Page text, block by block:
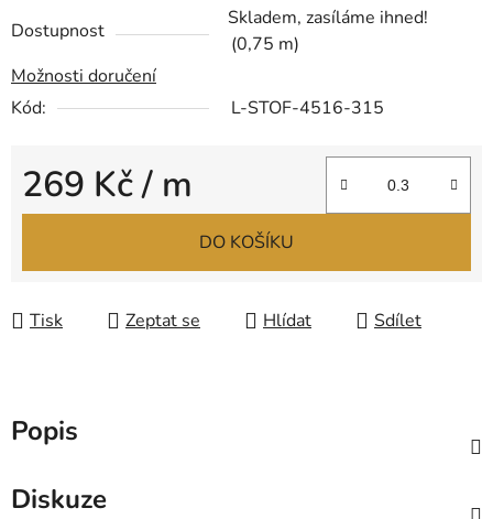
Dostupnost
Skladem, zasíláme ihned!
(0,75 m)
Možnosti doručení
Kód:
L-STOF-4516-315
269 Kč/ m
Měrná cena:
DO KOŠÍKU
Tisk Zeptat se Hlídat Sdílet
Popis
Diskuze